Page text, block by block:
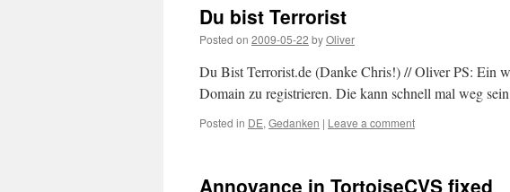
Du bist Terrorist
Posted on 2009-05-22 byOliver
Du Bist Terrorist.de (Danke Chris!) // Oliver PS: Ein
Domain zu registrieren. Die kann schnell mal weg
Posted in DE, Gedanken | Leave a comment
Annoyance in TortoiseCVS fixed